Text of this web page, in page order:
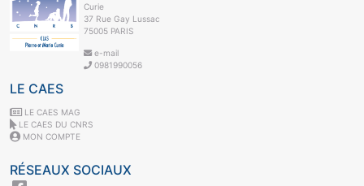
Curie
37 Rue Gay Lussac
75005 PARIS
e-mail
0981990056
LE CAES
LE CAES MAG
LE CAES DU CNRS
MON COMPTE
RÉSEAUX SOCIAUX